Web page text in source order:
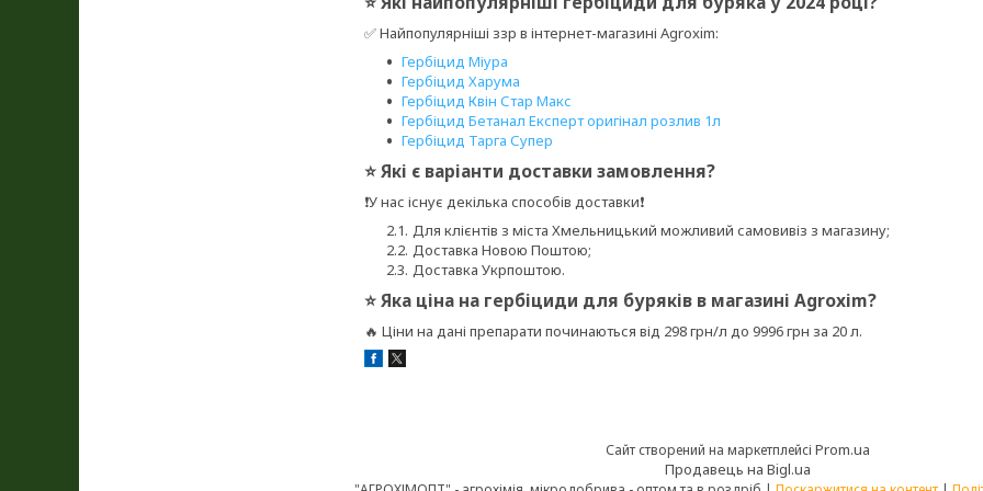
✅ Найпопулярніші ззр в інтернет-магазині Agroxim:
Гербіцид Міура
Гербіцид Харума
Гербіцид Квін Стар Макс
Гербіцид Бетанал Експерт оригінал розлив 1л
Гербіцид Тарга Супер
⭐ Які є варіанти доставки замовлення?
❗У нас існує декілька способів доставки❗
Для клієнтів з міста Хмельницький можливий самовивіз з магазину;
Доставка Новою Поштою;
Доставка Укрпоштою.
⭐ Яка ціна на гербіциди для буряків в магазині Agroxim?
🔥 Ціни на дані препарати починаються від 298 грн/л до 9996 грн за 20 л.
Сайт створений на маркетплейсі Prom.ua
Продавець на Bigl.ua